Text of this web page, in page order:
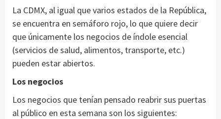
La CDMX, al igual que varios estados de la República,
se encuentra en semáforo rojo, lo que quiere decir
que únicamente los negocios de índole esencial
(servicios de salud, alimentos, transporte, etc.)
pueden estar abiertos.
Los negocios
Los negocios que tenían pensado reabrir sus puertas
al público en esta semana son los siguientes: